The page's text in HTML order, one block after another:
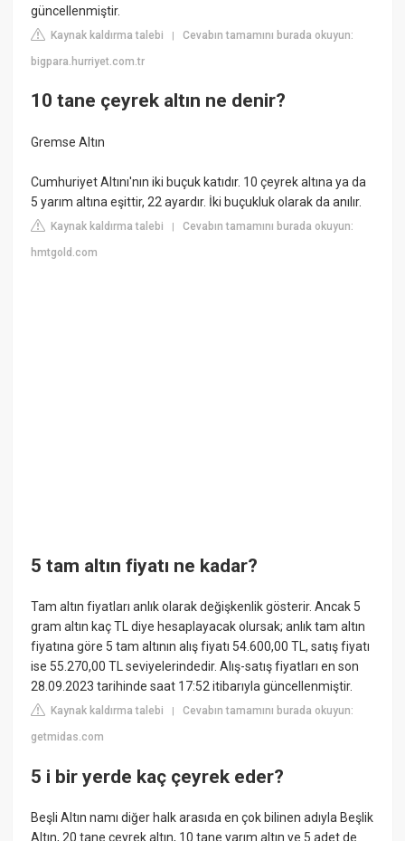
güncellenmiştir.
Kaynak kaldırma talebi |Cevabın tamamını burada okuyun:
bigpara.hurriyet.com.tr
10 tane çeyrek altın ne denir?
Gremse Altın
Cumhuriyet Altını'nın iki buçuk katıdır. 10 çeyrek altına ya da
5 yarım altına eşittir, 22 ayardır. İki buçukluk olarak da anılır.
Kaynak kaldırma talebi |Cevabın tamamını burada okuyun:
hmtgold.com
5 tam altın fiyatı ne kadar?
Tam altın fiyatları anlık olarak değişkenlik gösterir. Ancak 5
gram altın kaç TL diye hesaplayacak olursak; anlık tam altın
fiyatına göre 5 tam altının alış fiyatı 54.600,00 TL, satış fiyatı
ise 55.270,00 TL seviyelerindedir. Alış-satış fiyatları en son
28.09.2023 tarihinde saat 17:52 itibarıyla güncellenmiştir.
Kaynak kaldırma talebi |Cevabın tamamını burada okuyun:
getmidas.com
5 i bir yerde kaç çeyrek eder?
Beşli Altın namı diğer halk arasıda en çok bilinen adıyla Beşlik
Altın, 20 tane çeyrek altın, 10 tane yarım altın ve 5 adet de